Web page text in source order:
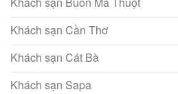
Khách sạn Cần Thơ
Khách sạn Cát Bà
Khách sạn Sapa